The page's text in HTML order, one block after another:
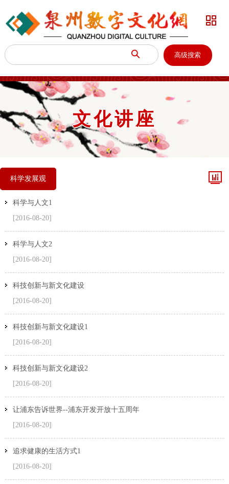
 高级搜索

文化讲座

科学发展观
科学与人文1
[2016-08-20]
科学与人文2
[2016-08-20]
科技创新与新文化建设
[2016-08-20]
科技创新与新文化建设1
[2016-08-20]
科技创新与新文化建设2
[2016-08-20]
让浦东告诉世界--浦东开发开放十五周年
[2016-08-20]
追求健康的生活方式1
[2016-08-20]